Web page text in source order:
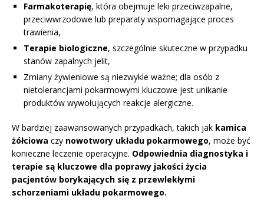
Farmakoterapię, która obejmuje leki przeciwzapalne,
przeciwwrzodowe lub preparaty wspomagające proces
trawienia,
Terapie biologiczne, szczególnie skuteczne w przypadku
stanów zapalnych jelit,
Zmiany żywieniowe są niezwykle ważne; dla osób z
nietolerancjami pokarmowymi kluczowe jest unikanie
produktów wywołujących reakcje alergiczne.
W bardziej zaawansowanych przypadkach, takich jak kamica
żółciowa czy nowotwory układu pokarmowego, może być
konieczne leczenie operacyjne. Odpowiednia diagnostyka i
terapie są kluczowe dla poprawy jakości życia
pacjentów borykających się z przewlekłymi
schorzeniami układu pokarmowego.